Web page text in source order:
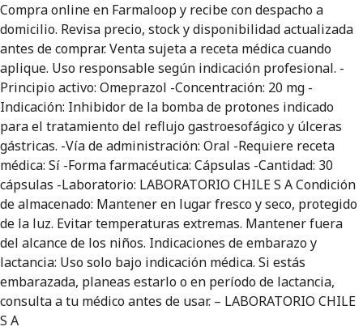
Compra online en Farmaloop y recibe con despacho a
domicilio. Revisa precio, stock y disponibilidad actualizada
antes de comprar. Venta sujeta a receta médica cuando
aplique. Uso responsable según indicación profesional. -
Principio activo: Omeprazol -Concentración: 20 mg -
Indicación: Inhibidor de la bomba de protones indicado
para el tratamiento del reflujo gastroesofágico y úlceras
gástricas. -Vía de administración: Oral -Requiere receta
médica: Sí -Forma farmacéutica: Cápsulas -Cantidad: 30
cápsulas -Laboratorio: LABORATORIO CHILE S A Condición
de almacenado: Mantener en lugar fresco y seco, protegido
de la luz. Evitar temperaturas extremas. Mantener fuera
del alcance de los niños. Indicaciones de embarazo y
lactancia: Uso solo bajo indicación médica. Si estás
embarazada, planeas estarlo o en período de lactancia,
consulta a tu médico antes de usar. – LABORATORIO CHILE
S A